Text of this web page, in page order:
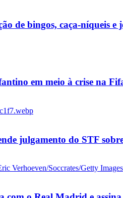
de bingos, caça-níqueis
em meio à crise na
julgamento do STF